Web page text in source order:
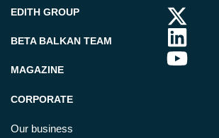
EDITH GROUP
BETA BALKAN TEAM
MAGAZINE
CORPORATE
Our business